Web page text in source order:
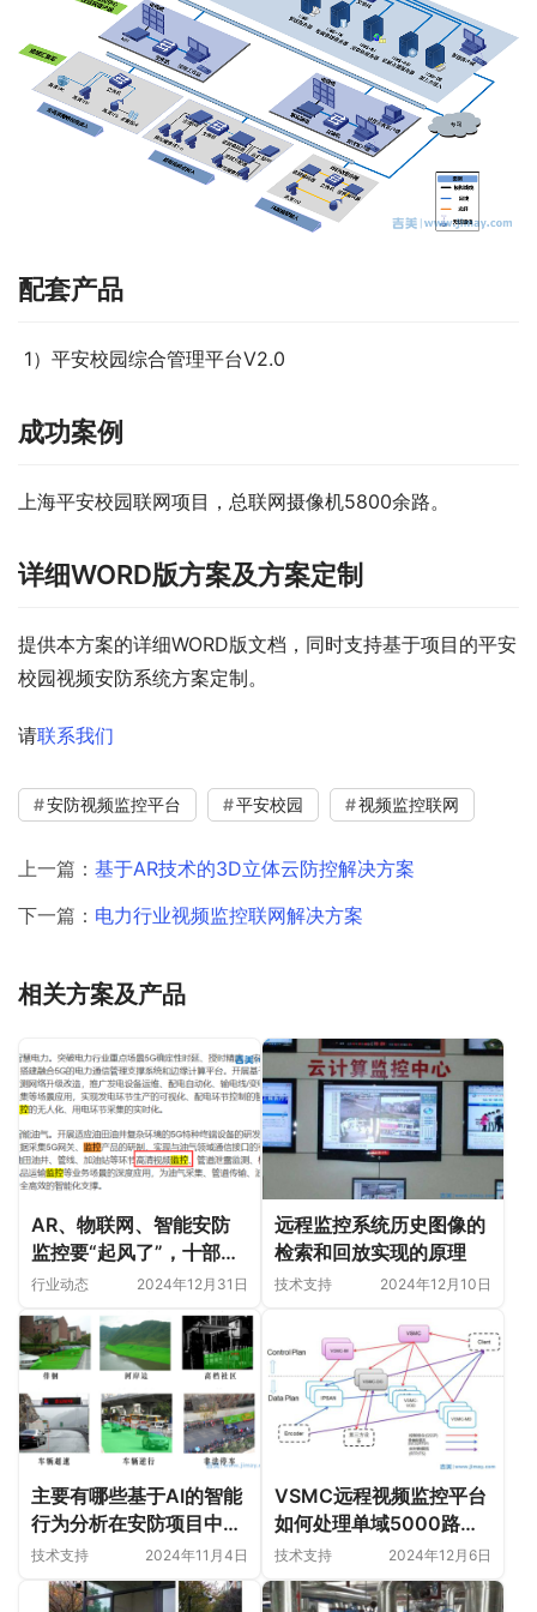
配套产品
1）平安校园综合管理平台V2.0
成功案例
上海平安校园联网项目，总联网摄像机5800余路。
详细WORD版方案及方案定制
提供本方案的详细WORD版文档，同时支持基于项目的平安
校园视频安防系统方案定制。
请联系我们
安防视频监控平台 平安校园 视频监控联网
上一篇： 基于AR技术的3D立体云防控解决方案
下一篇： 电力行业视频监控联网解决方案
相关方案及产品
AR、物联网、智能安防
监控要“起风了”，十部门
启动“扬帆”计划
行业动态 2024年12月31日
远程监控系统历史图像的
检索和回放实现的原理
技术支持 2024年12月10日
主要有哪些基于AI的智能
行为分析在安防项目中应
用？
技术支持 2024年11月4日
VSMC远程视频监控平台
如何处理单域5000路以
上监控点管理规模？
技术支持 2024年12月6日